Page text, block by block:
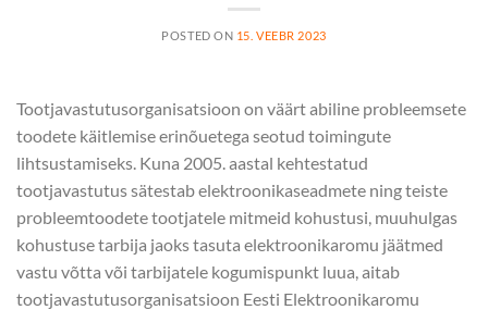
POSTED ON 15. VEEBR 2023
Tootjavastutusorganisatsioon on väärt abiline probleemsete
toodete käitlemise erinõuetega seotud toimingute
lihtsustamiseks. Kuna 2005. aastal kehtestatud
tootjavastutus sätestab elektroonikaseadmete ning teiste
probleemtoodete tootjatele mitmeid kohustusi, muuhulgas
kohustuse tarbija jaoks tasuta elektroonikaromu jäätmed
vastu võtta või tarbijatele kogumispunkt luua, aitab
tootjavastutusorganisatsioon Eesti Elektroonikaromu